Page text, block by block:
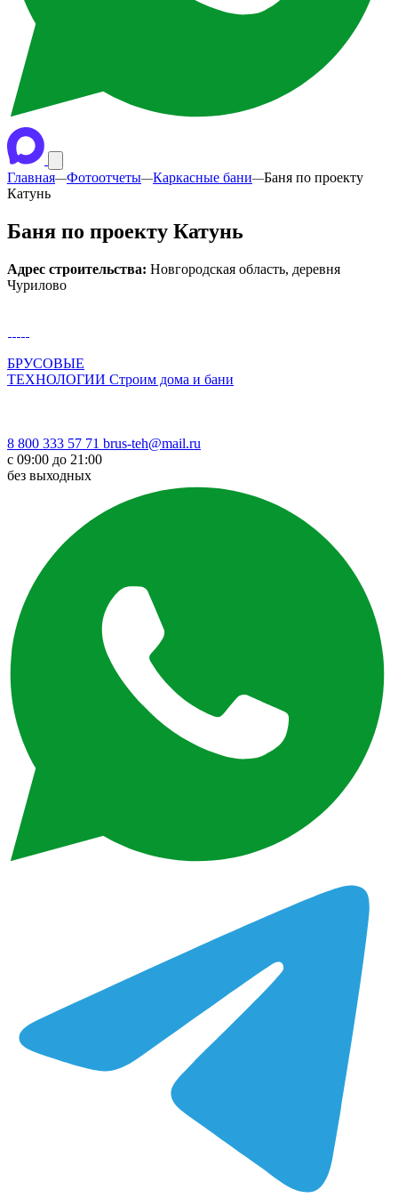
Главная—Фотоотчеты—Каркасные бани—Баня по проекту
Катунь
Баня по проекту Катунь
Адрес строительства: Новгородская область, деревня
Чурилово
БРУСОВЫЕ
ТЕХНОЛОГИИ Строим дома и бани
8 800 333 57 71 brus-teh@mail.ru
с 09:00 до 21:00
без выходных